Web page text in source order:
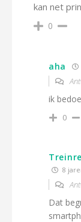
kan net
0
aha
ik
0
8
Dat